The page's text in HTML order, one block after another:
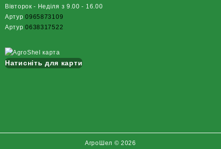
Вівторок - Неділя з 9.00 - 16.00
Артур0965873109
Артур0638317522
Натисніть для карти
АгроШел © 2026